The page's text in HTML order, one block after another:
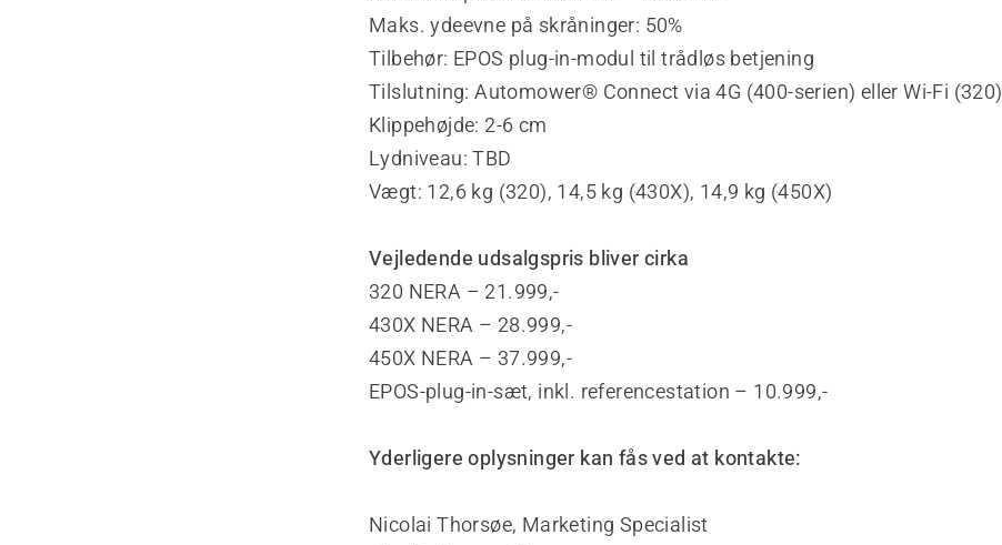
Maks. ydeevne på skråninger: 50%
Tilbehør: EPOS plug-in-modul til trådløs betjening
Tilslutning: Automower® Connect via 4G (400-serien) eller Wi-Fi (320)
Klippehøjde: 2-6 cm
Lydniveau: TBD
Vægt: 12,6 kg (320), 14,5 kg (430X), 14,9 kg (450X)
Vejledende udsalgspris bliver cirka
320 NERA – 21.999,-
430X NERA – 28.999,-
450X NERA – 37.999,-
EPOS-plug-in-sæt, inkl. referencestation – 10.999,-
Yderligere oplysninger kan fås ved at kontakte:
Nicolai Thorsøe, Marketing Specialist